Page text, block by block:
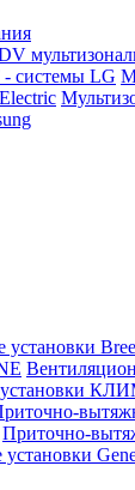
системы LG
Приточно-